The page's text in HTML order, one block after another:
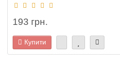
193 грн.
Купити